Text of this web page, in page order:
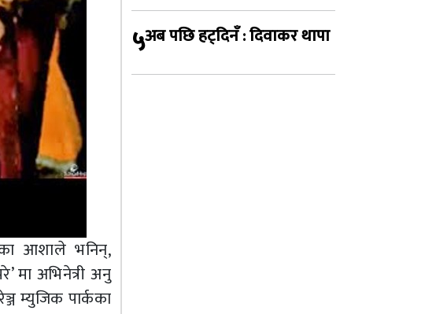
आशाले भनिन्,
मा अभिनेत्री अनु
म्युजिक पार्कका
५अब पछि हट्दिनँ : दिवाकर थापा